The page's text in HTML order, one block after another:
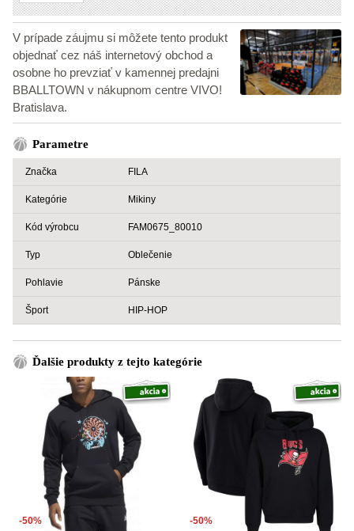
V prípade záujmu si môžete tento produkt
objednať cez náš internetový obchod a
osobne ho prevziať v kamennej predajni
BBALLTOWN v nákupnom centre VIVO!
Bratislava.
Parametre
Značka FILA
Kategórie Mikiny
Kód výrobcu FAM0675_80010
Typ Oblečenie
Pohlavie Pánske
Šport HIP-HOP
Ďalšie produkty z tejto kategórie
-50% -50%